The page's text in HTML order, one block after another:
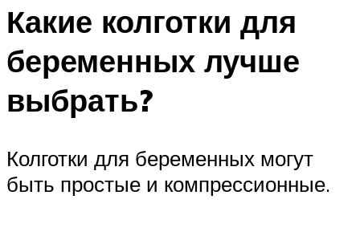
Какие колготки для
беременных лучше
выбрать?
Колготки для беременных могут
быть простые и компрессионные.